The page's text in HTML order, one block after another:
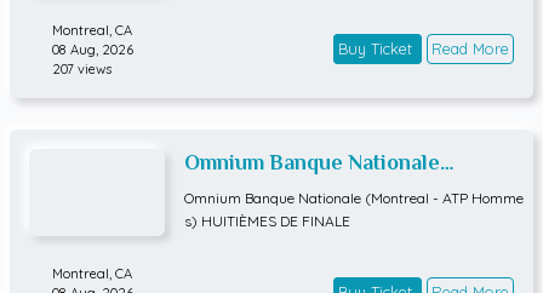
Montreal, CA
08 Aug, 2026
207 views
Buy Ticket Read More
Omnium Banque Nationale
(Montreal - ATP Hommes)
HUITIÈMES DE FINALE
Omnium Banque Nationale (Montreal - ATP Homme
s) HUITIÈMES DE FINALE
Montreal, CA